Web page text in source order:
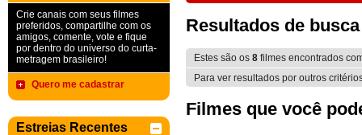
Crie canais com seus filmes
preferidos, compartilhe com os
amigos, comente, vote e fique
por dentro do universo do curta-
metragem brasileiro!
Quero me cadastrar
Estreias Recentes
Resultados de busca
Estes são os 8 filmes encontrados
Para ver resultados por outros
Filmes que você